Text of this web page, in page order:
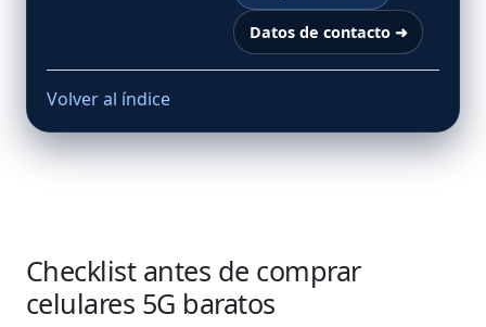
Datos de contacto ➜
Volver al índice
Checklist antes de comprar
celulares 5G baratos